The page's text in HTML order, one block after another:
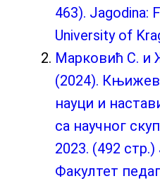
463). Jagodina:
University of
Марковић С. и
(2024).
науци и
са научног
2023. (492 стр.)
Факултет